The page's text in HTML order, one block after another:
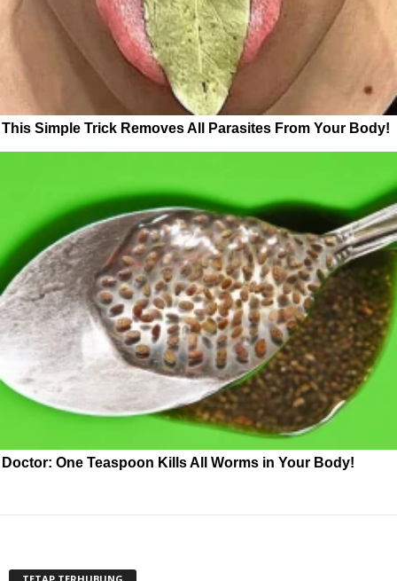
This Simple Trick Removes All Parasites From Your Body!
Doctor: One Teaspoon Kills All Worms in Your Body!